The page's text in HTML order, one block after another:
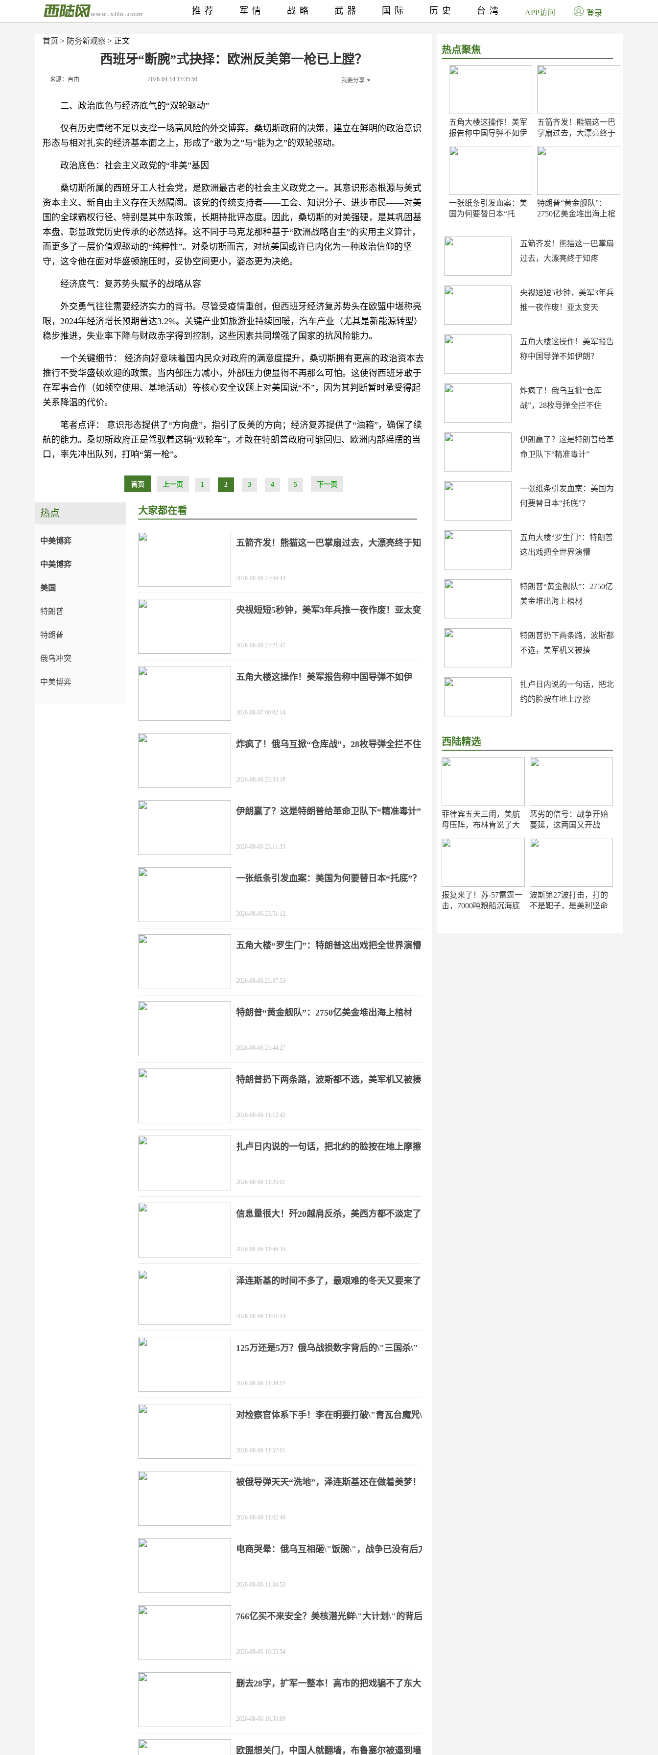
首页 > 防务新观察 > 正文
西班牙“断腕”式抉择：欧洲反美第一枪已上膛？
来源：自由 2026-04-14 13:35:50 我要分享
二、政治底色与经济底气的“双轮驱动”‍
仅有历史情绪不足以支撑一场高风险的外交博弈。桑切斯政府的决策，建立在鲜明的政治意识
形态与相对扎实的经济基本面之上，形成了“敢为之”与“能为之”的双轮驱动。
政治底色：社会主义政党的“非美”基因
桑切斯所属的西班牙工人社会党，是欧洲最古老的社会主义政党之一。其意识形态根源与美式
资本主义、新自由主义存在天然隔阂。该党的传统支持者——工会、知识分子、进步市民——对美
国的全球霸权行径、特别是其中东政策，长期持批评态度。因此，桑切斯的对美强硬，是其巩固基
本盘、彰显政党历史传承的必然选择。这不同于马克龙那种基于“欧洲战略自主”的实用主义算计，
而更多了一层价值观驱动的“纯粹性”。对桑切斯而言，对抗美国或许已内化为一种政治信仰的坚
守，这令他在面对华盛顿施压时，妥协空间更小，姿态更为决绝。
经济底气：复苏势头赋予的战略从容
外交勇气往往需要经济实力的背书。尽管受疫情重创，但西班牙经济复苏势头在欧盟中堪称亮
眼，2024年经济增长预期曾达3.2%。关键产业如旅游业持续回暖，汽车产业（尤其是新能源转型）
稳步推进，失业率下降与财政赤字得到控制，这些因素共同增强了国家的抗风险能力。
一个关键细节： 经济向好意味着国内民众对政府的满意度提升，桑切斯拥有更高的政治资本去
推行不受华盛顿欢迎的政策。当内部压力减小，外部压力便显得不再那么可怕。这使得西班牙敢于
在军事合作（如领空使用、基地活动）等核心安全议题上对美国说“不”，因为其判断暂时承受得起
关系降温的代价。
笔者点评： 意识形态提供了“方向盘”，指引了反美的方向；经济复苏提供了“油箱”，确保了续
航的能力。桑切斯政府正是驾驭着这辆“双轮车”，才敢在特朗普政府可能回归、欧洲内部摇摆的当
口，率先冲出队列，打响“第一枪”。
首页 上一页 1 2 3 4 5 下一页
热点聚焦
五角大楼这操作！美军
报告称中国导弹不如伊
五箭齐发！熊猫这一巴
掌扇过去，大漂亮终于
一张纸条引发血案：美
国为何要替日本“托
特朗普“黄金舰队”：
2750亿美金堆出海上棺
五箭齐发！熊猫这一巴掌扇
过去，大漂亮终于知疼
央视短短5秒钟，美军3年兵
推一夜作废！亚太变天
五角大楼这操作！美军报告
称中国导弹不如伊朗？
炸疯了！俄乌互掀“仓库
战”，28枚导弹全拦不住
伊朗赢了？这是特朗普给革
命卫队下“精准毒计”
一张纸条引发血案：美国为
何要替日本“托底”？
五角大楼“罗生门”：特朗普
这出戏把全世界演懵
特朗普“黄金舰队”：2750亿
美金堆出海上棺材
特朗普扔下两条路，波斯都
不选，美军机又被揍
扎卢日内说的一句话，把北
约的脸按在地上摩擦
西陆精选
菲律宾五天三闹，美航
母压阵，布林肯说了大
恶劣的信号：战争开始
蔓延，这两国又开战
报复来了！苏-57雷霆一
击，7000吨粮船沉海底
波斯第27波打击，打的
不是靶子，是美利坚命
推荐 军情 战略 武器 国际 历史 台湾 APP访问 登录
热点
中美博弈
中美博弈
美国
特朗普
特朗普
俄乌冲突
中美博弈
大家都在看
五箭齐发！熊猫这一巴掌扇过去，大漂亮终于知
2026-08-06 23:56:44
央视短短5秒钟，美军3年兵推一夜作废！亚太变
2026-08-06 23:21:47
五角大楼这操作！美军报告称中国导弹不如伊
2026-08-07 00:02:14
炸疯了！俄乌互掀“仓库战”，28枚导弹全拦不住
2026-08-06 23:33:18
伊朗赢了？这是特朗普给革命卫队下“精准毒计”
2026-08-06 23:11:33
一张纸条引发血案：美国为何要替日本“托底”？
2026-08-06 23:51:12
五角大楼“罗生门”：特朗普这出戏把全世界演懵
2026-08-06 23:37:53
特朗普“黄金舰队”：2750亿美金堆出海上棺材
2026-08-06 23:44:27
特朗普扔下两条路，波斯都不选，美军机又被揍
2026-08-06 11:12:42
扎卢日内说的一句话，把北约的脸按在地上摩擦
2026-08-06 11:25:01
信息量很大！歼20越肩反杀，美西方都不淡定了
2026-08-06 11:46:34
泽连斯基的时间不多了，最艰难的冬天又要来了
2026-08-06 11:51:53
125万还是5万？俄乌战损数字背后的\"三国杀\"
2026-08-06 11:39:52
对检察官体系下手！李在明要打破\"青瓦台魔咒\"
2026-08-06 11:57:01
被俄导弹天天“洗地”，泽连斯基还在做着美梦！
2026-08-06 11:02:49
电商哭晕：俄乌互相砸\"饭碗\"，战争已没有后方
2026-08-06 11:34:53
766亿买不来安全？美核潜光鲜\"大计划\"的背后
2026-08-06 10:55:54
删去28字，扩军一整本！高市的把戏骗不了东大
2026-08-06 10:50:09
欧盟想关门，中国人就翻墙，布鲁塞尔被逼到墙